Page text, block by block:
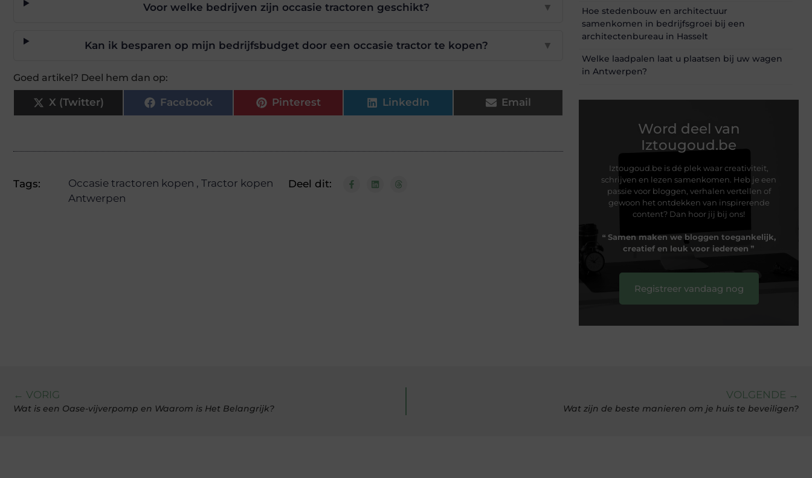
Voor welke bedrijven zijn occasie tractoren geschikt? ▼
Kan ik besparen op mijn bedrijfsbudget door een occasie tractor te kopen? ▼
Goed artikel? Deel hem dan op:
X (Twitter) Facebook Pinterest LinkedIn Email
Tags: Occasie tractoren kopen , Tractor kopen
Antwerpen
Deel dit:
Hoe stedenbouw en architectuur
samenkomen in bedrijfsgroei bij een
architectenbureau in Hasselt
Welke laadpalen laat u plaatsen bij uw wagen
in Antwerpen?
Word deel van
Iztougoud.be
Iztougoud.be is dé plek waar creativiteit,
schrijven en lezen samenkomen. Heb je een
passie voor bloggen, verhalen vertellen of
gewoon het ontdekken van inspirerende
content? Dan hoor jij bij ons!
❝ Samen maken we bloggen toegankelijk,
creatief en leuk voor iedereen ❞
Registreer vandaag nog
← VORIG
Wat is een Oase-vijverpomp en Waarom is Het Belangrijk?
VOLGENDE →
Wat zijn de beste manieren om je huis te beveiligen?